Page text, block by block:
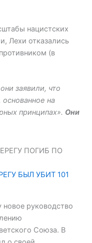
нацистских
Лехи отказались
(в
заявили, что
основанное на
принципах». Они
БЫЛ УБИТ 101
руководство
Союза. В